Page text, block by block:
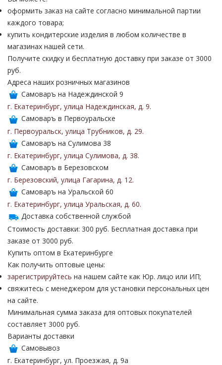
оформить заказ на сайте согласно минимальной партии
каждого товара;
купить кондитерские изделия в любом количестве в
магазинах нашей сети.
Получите скидку и бесплатную доставку при заказе от 3000
руб.
Адреса наших розничных магазинов
Самоваръ на Надеждинской 9
г. Екатеринбург, улица Надеждинская, д. 9.
Самоваръ в Первоуральске
г. Первоуральск, улица Трубников, д. 29.
Самоваръ на Сулимова 38
г. Екатеринбург, улица Сулимова, д. 38.
Самоваръ в Березовском
г. Березовский, улица Гагарина, д. 12.
Самоваръ на Уральской 60
г. Екатеринбург, улица Уральская, д. 60.
Доставка собственной службой
Стоимость доставки: 300 руб. Бесплатная доставка при
заказе от 3000 руб.
Купить оптом в Екатеринбурге
Как получить оптовые цены:
зарегистрируйтесь на нашем сайте как Юр. лицо или ИП;
свяжитесь с менеджером для установки персональных цен
на сайте.
Минимальная сумма заказа для оптовых покупателей
составляет 3000 руб.
Варианты доставки
Самовывоз
г. Екатеринбург, ул. Проезжая, д. 9а